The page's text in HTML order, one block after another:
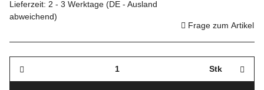
Lieferzeit: 2 - 3 Werktage (DE - Ausland
abweichend)
Frage zum Artikel
Stk